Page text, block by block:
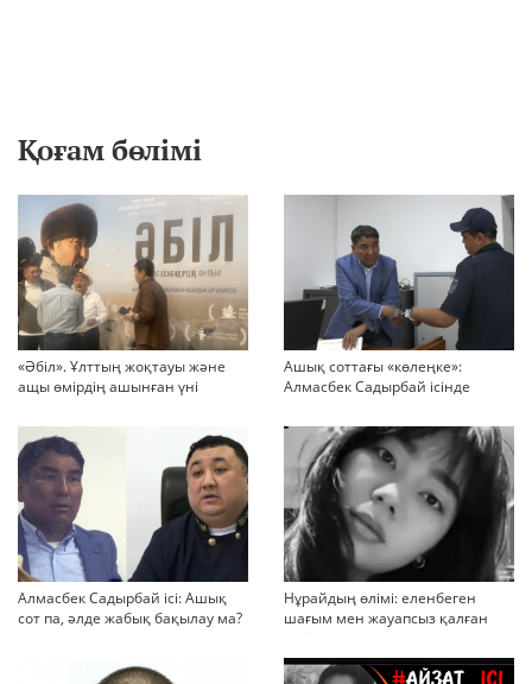
Қоғам бөлімі
«Әбіл». Ұлттың жоқтауы және
ащы өмірдің ашынған үні
Ашық соттағы «көлеңке»:
Алмасбек Садырбай ісінде
көбейіп барады
Алмасбек Садырбай ісі: Ашық
сот па, әлде жабық бақылау ма?
Нұрайдың өлімі: еленбеген
шағым мен жауапсыз қалған
қауіп